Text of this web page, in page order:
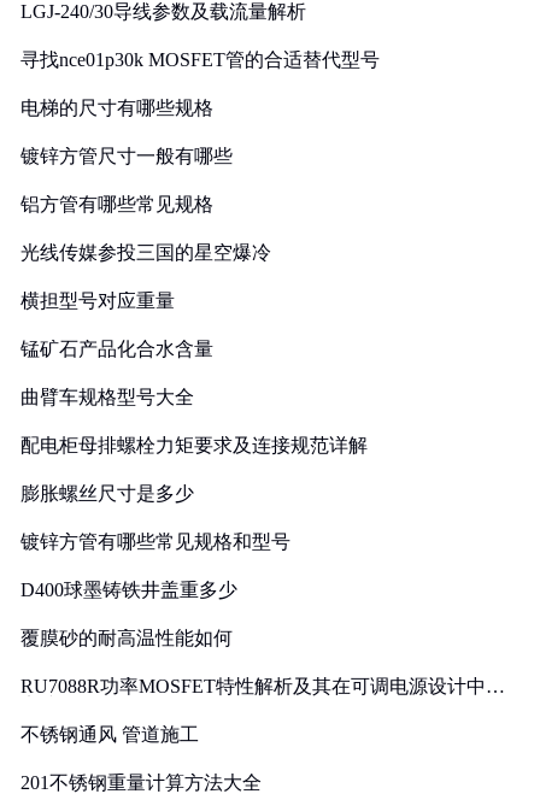
LGJ-240/30导线参数及载流量解析
寻找nce01p30k MOSFET管的合适替代型号
电梯的尺寸有哪些规格
镀锌方管尺寸一般有哪些
铝方管有哪些常见规格
光线传媒参投三国的星空爆冷
横担型号对应重量
锰矿石产品化合水含量
曲臂车规格型号大全
配电柜母排螺栓力矩要求及连接规范详解
膨胀螺丝尺寸是多少
镀锌方管有哪些常见规格和型号
D400球墨铸铁井盖重多少
覆膜砂的耐高温性能如何
RU7088R功率MOSFET特性解析及其在可调电源设计中的
不锈钢通风 管道施工
201不锈钢重量计算方法大全